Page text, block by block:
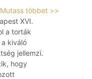
Mutass többet >>
XVI.
a torták
kiváló
jellemzi.
hogy